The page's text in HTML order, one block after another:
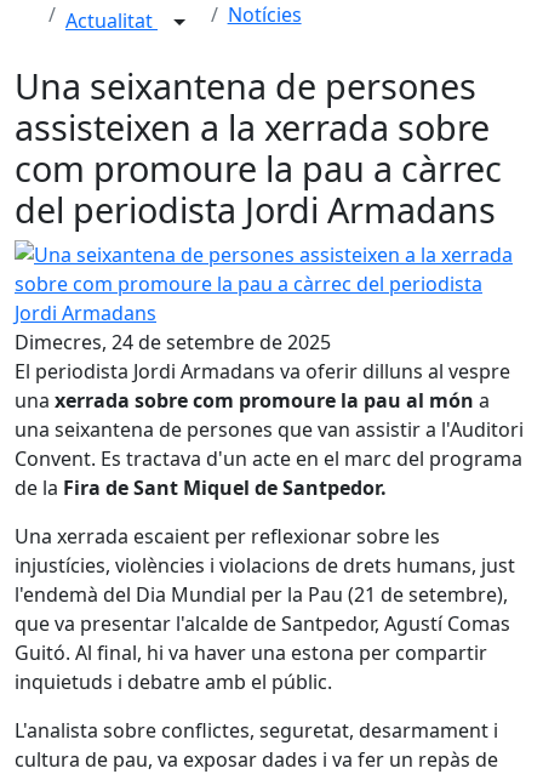
Actualitat Notícies
Una seixantena de persones
assisteixen a la xerrada sobre
com promoure la pau a càrrec
del periodista Jordi Armadans
Una seixantena de persones assisteixen a la xerrada
Dimecres, 24 de setembre de 2025
El periodista Jordi Armadans va oferir dilluns al vespre
una xerrada sobre com promoure la pau al món a
una seixantena de persones que van assistir a l'Auditori
Convent. Es tractava d'un acte en el marc del programa
de la Fira de Sant Miquel de Santpedor.
Una xerrada escaient per reflexionar sobre les
injustícies, violències i violacions de drets humans, just
l'endemà del Dia Mundial per la Pau (21 de setembre),
que va presentar l'alcalde de Santpedor, Agustí Comas
Guitó. Al final, hi va haver una estona per compartir
inquietuds i debatre amb el públic.
L'analista sobre conflictes, seguretat, desarmament i
cultura de pau, va exposar dades i va fer un repàs de